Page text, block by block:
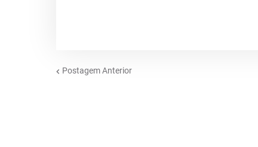
Postagem Anterior